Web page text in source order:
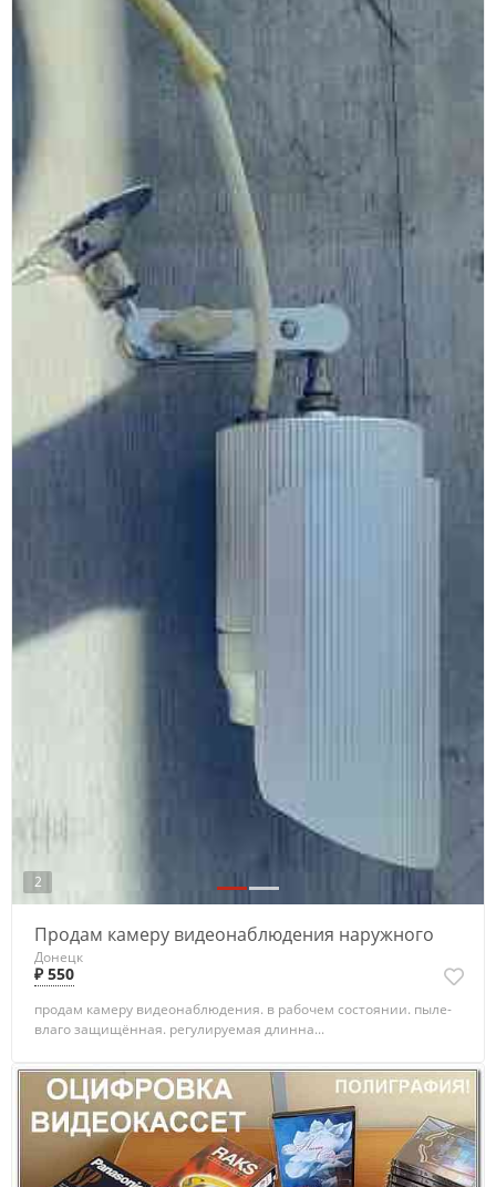
2
Продам камеру видеонаблюдения наружного
Донецк
₽ 550
продам камеру видеонаблюдения. в рабочем состоянии. пыле-
влаго защищённая. регулируемая длинна...